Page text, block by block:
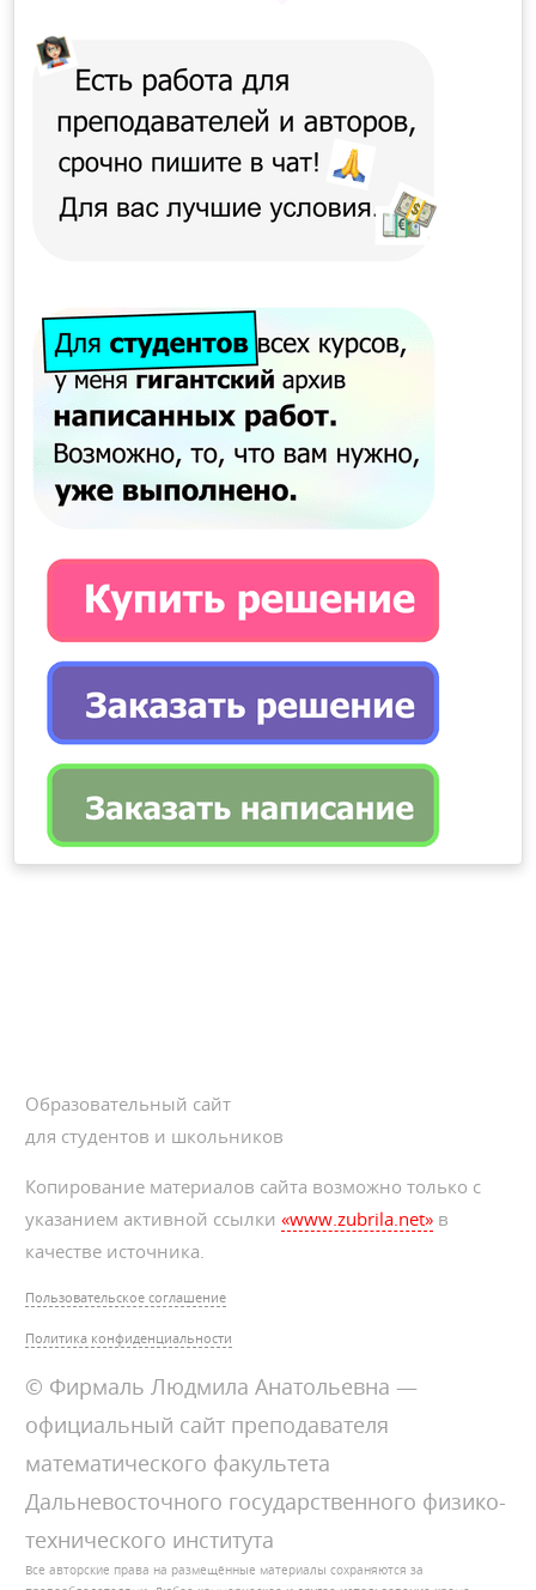
Образовательный сайт
для студентов и школьников
Копирование материалов сайта возможно только с
указанием активной ссылки«www.zubrila.net» в
качестве источника.
Пользовательское соглашение
Политика конфиденциальности
© Фирмаль Людмила Анатольевна —
официальный сайт преподавателя
математического факультета
Дальневосточного государственного физико-
технического института
Все авторские права на размещённые материалы сохраняются за